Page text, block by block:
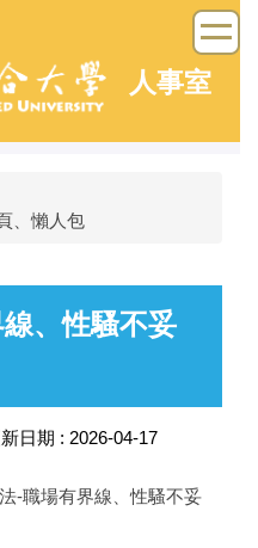
人事室
、懶人包
、性騷不妥
日期 : 2026-04-17
-職場有界線、性騷不妥